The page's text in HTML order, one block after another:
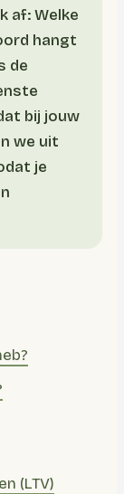
af:Welke
hangt
de
bij jouw
we uit
je
(LTV)